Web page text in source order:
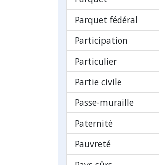
Parquet fédéral
Participation
Particulier
Partie civile
Passe-muraille
Paternité
Pauvreté